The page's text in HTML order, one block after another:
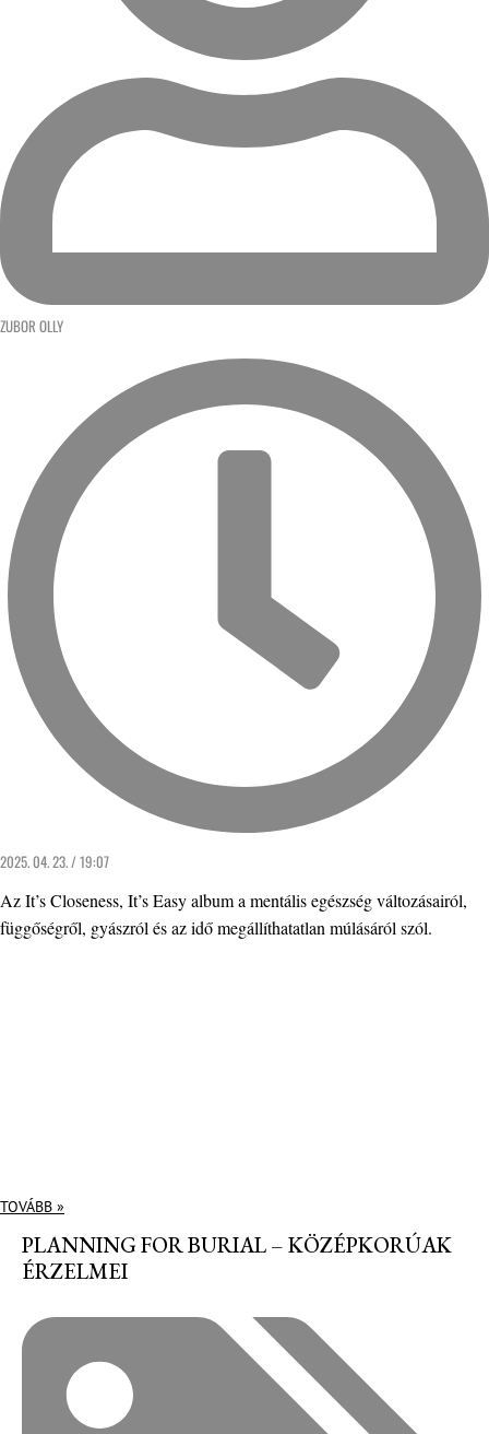
ZUBOR OLLY
2025. 04. 23. / 19:07
Az It’s Closeness, It’s Easy album a mentális egészség változásairól,
függőségről, gyászról és az idő megállíthatatlan múlásáról szól.
TOVÁBB »
PLANNING FOR BURIAL – KÖZÉPKORÚAK
ÉRZELMEI